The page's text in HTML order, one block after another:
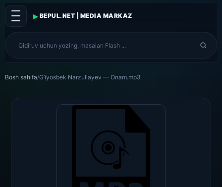
▸ BEPUL.NET | MEDIA MARKAZ
Bosh sahifa/G’iyosbek Narzullayev — Onam.mp3